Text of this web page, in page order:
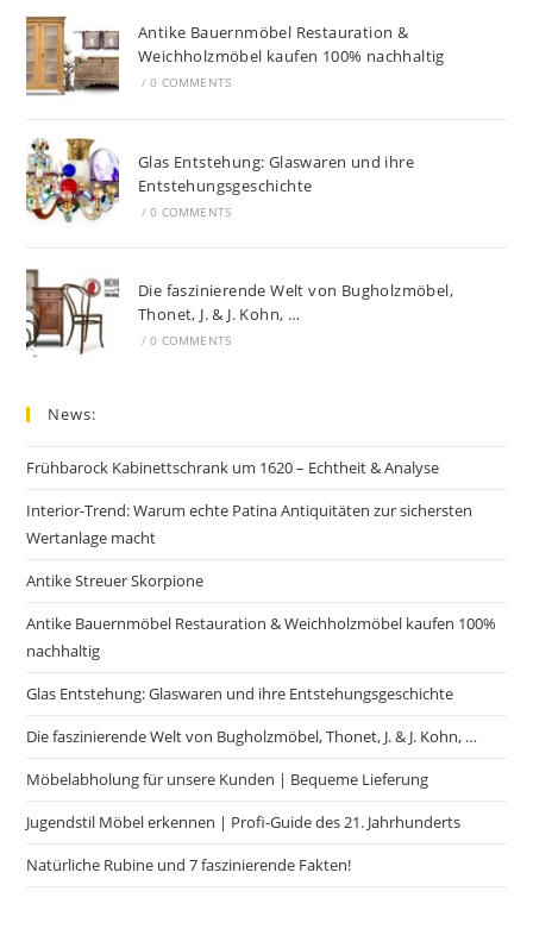
Antike Bauernmöbel Restauration &
Weichholzmöbel kaufen 100% nachhaltig
/ 0 COMMENTS
Glas Entstehung: Glaswaren und ihre
Entstehungsgeschichte
/ 0 COMMENTS
Die faszinierende Welt von Bugholzmöbel,
Thonet, J. & J. Kohn, …
/ 0 COMMENTS
News:
Frühbarock Kabinettschrank um 1620 – Echtheit & Analyse
Interior-Trend: Warum echte Patina Antiquitäten zur sichersten
Wertanlage macht
Antike Streuer Skorpione
Antike Bauernmöbel Restauration & Weichholzmöbel kaufen 100%
nachhaltig
Glas Entstehung: Glaswaren und ihre Entstehungsgeschichte
Die faszinierende Welt von Bugholzmöbel, Thonet, J. & J. Kohn, …
Möbelabholung für unsere Kunden | Bequeme Lieferung
Jugendstil Möbel erkennen | Profi-Guide des 21. Jahrhunderts
Natürliche Rubine und 7 faszinierende Fakten!